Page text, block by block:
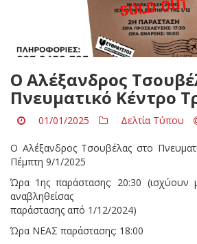
Ο Αλέξανδρος
Πνευματικό Κέντρο
01/01/2025 Δελτία Τύπου
Ο Αλέξανδρος Τσουβέλας στο
Πέμπτη 9/1/2025
Ώρα 1ης παράστασης: 20:30 (ισχύουν
αναβληθείσας
παράστασης από 1/12/2024)
Ώρα ΝΕΑΣ παράστασης: 18:00